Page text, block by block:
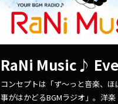
RaNi Music♪
コンセプトは「ず～っと音楽、
事がはかどるBGMラジオ」。洋